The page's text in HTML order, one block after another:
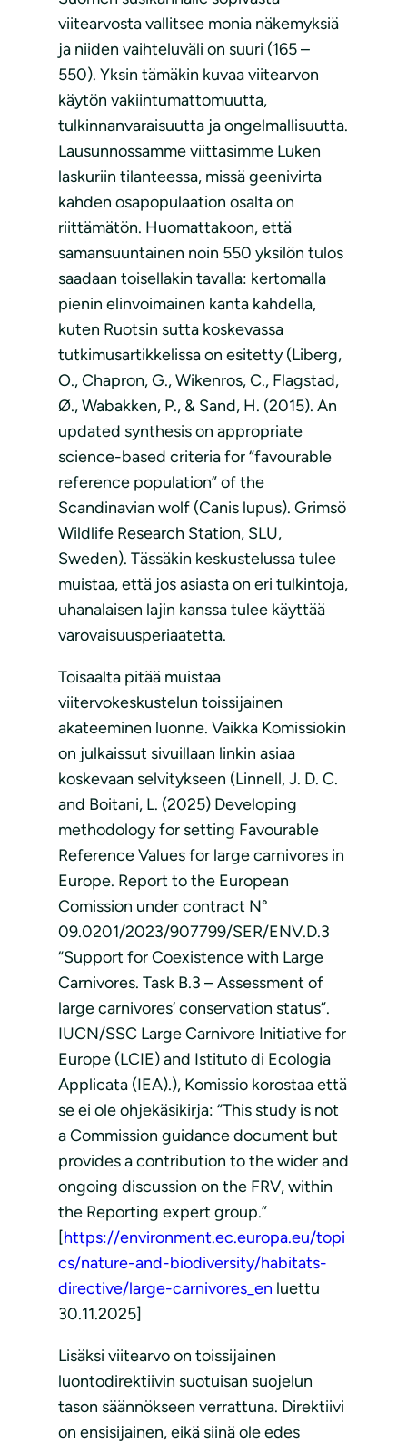
viitearvosta vallitsee monia näkemyksiä
ja niiden vaihteluväli on suuri (165 –
550). Yksin tämäkin kuvaa viitearvon
käytön vakiintumattomuutta,
tulkinnanvaraisuutta ja ongelmallisuutta.
Lausunnossamme viittasimme Luken
laskuriin tilanteessa, missä geenivirta
kahden osapopulaation osalta on
riittämätön. Huomattakoon, että
samansuuntainen noin 550 yksilön tulos
saadaan toisellakin tavalla: kertomalla
pienin elinvoimainen kanta kahdella,
kuten Ruotsin sutta koskevassa
tutkimusartikkelissa on esitetty (Liberg,
O., Chapron, G., Wikenros, C., Flagstad,
Ø., Wabakken, P., & Sand, H. (2015). An
updated synthesis on appropriate
science-based criteria for “favourable
reference population” of the
Scandinavian wolf (Canis lupus). Grimsö
Wildlife Research Station, SLU,
Sweden). Tässäkin keskustelussa tulee
muistaa, että jos asiasta on eri tulkintoja,
uhanalaisen lajin kanssa tulee käyttää
varovaisuusperiaatetta.
Toisaalta pitää muistaa
viitervokeskustelun toissijainen
akateeminen luonne. Vaikka Komissiokin
on julkaissut sivuillaan linkin asiaa
koskevaan selvitykseen (Linnell, J. D. C.
and Boitani, L. (2025) Developing
methodology for setting Favourable
Reference Values for large carnivores in
Europe. Report to the European
Comission under contract N°
09.0201/2023/907799/SER/ENV.D.3
“Support for Coexistence with Large
Carnivores. Task B.3 – Assessment of
large carnivores’ conservation status”.
IUCN/SSC Large Carnivore Initiative for
Europe (LCIE) and Istituto di Ecologia
Applicata (IEA).), Komissio korostaa että
se ei ole ohjekäsikirja: “This study is not
a Commission guidance document but
provides a contribution to the wider and
ongoing discussion on the FRV, within
the Reporting expert group.”
[https://environment.ec.europa.eu/topi
cs/nature-and-biodiversity/habitats-
directive/large-carnivores_en luettu
30.11.2025]
Lisäksi viitearvo on toissijainen
luontodirektiivin suotuisan suojelun
tason säännökseen verrattuna. Direktiivi
on ensisijainen, eikä siinä ole edes